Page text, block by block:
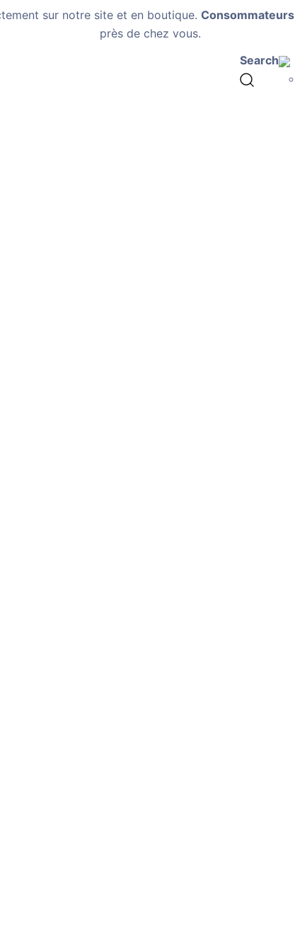
sur notre site et en boutique. Consommateurs
près de chez vous.
Search